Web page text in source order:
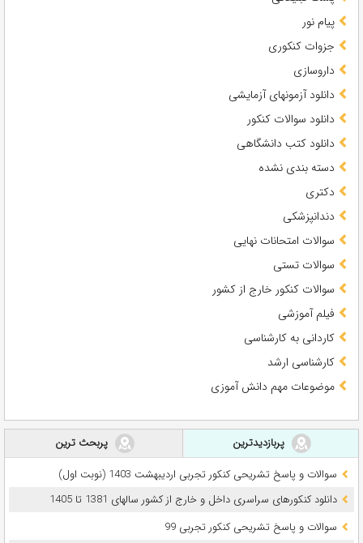
پیام نور
جزوات کنکوری
داروسازی
دانلود آزمونهای آزمایشی
دانلود سوالات کنکور
دانلود کتب دانشگاهی
دسته بندی نشده
دکتری
دندانپزشکی
سوالات امتحانات نهایی
سوالات تستی
سوالات کنکور خارج از کشور
فیلم آموزشی
کاردانی به کارشناسی
کارشناسی ارشد
موضوعات مهم دانش آموزی
پربازدیدترین
پربحث ترین
سوالات و پاسخ تشریحی کنکور تجربی اردیبهشت 1403 (نوبت اول)
دانلود کنکورهای سراسری داخل و خارج از کشور سالهای 1381 تا 1405
سوالات و پاسخ تشریحی کنکور تجربی 99